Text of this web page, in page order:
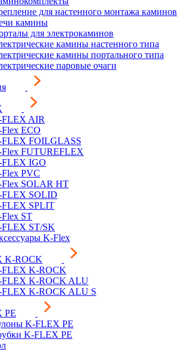
для настенного монтажа каминов
камины
для электрокаминов
камины настенного типа
камины портального типа
паровые очаги
AIR
ECO
FOILGLASS
FUTUREFLEX
IGO
PVC
SOLAR HT
SOLID
SPLIT
ST
ST/SK
K-Flex
K-ROCK
K-ROCK
K-ROCK ALU
K-ROCK ALU S
PE
K-FLEX PE
K-FLEX PE